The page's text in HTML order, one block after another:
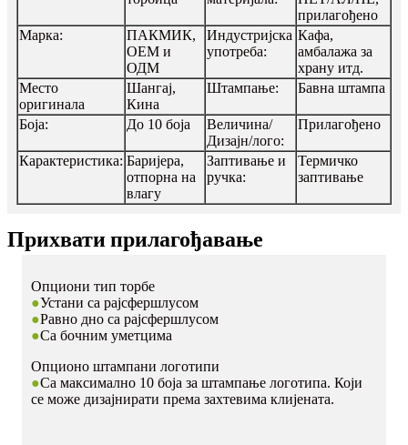
прилагођено
Марка:
ПАКМИК,
ОЕМ и
ОДМ
Индустријска
употреба:
Кафа,
амбалажа за
храну итд.
Место
оригинала
Шангај,
Кина
Штампање: Бавна штампа
Боја: До 10 боја
Величина/
Дизајн/лого:
Прилагођено
Карактеристика: Баријера,
отпорна на
влагу
Заптивање и
ручка:
Термичко
заптивање
Прихвати прилагођавање
Опциони тип торбе
●Устани са рајсфершлусом
●Равно дно са рајсфершлусом
●Са бочним уметцима
Опционо штампани логотипи
●Са максимално 10 боја за штампање логотипа. Који
се може дизајнирати према захтевима клијената.